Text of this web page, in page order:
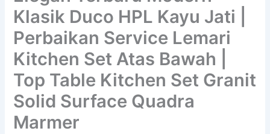
Klasik Duco HPL Kayu Jati |
Perbaikan Service Lemari
Kitchen Set Atas Bawah |
Top Table Kitchen Set Granit
Solid Surface Quadra
Marmer